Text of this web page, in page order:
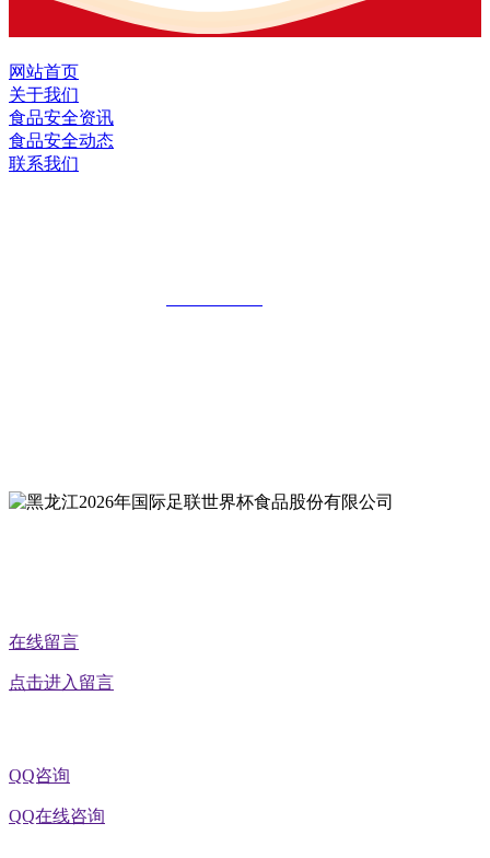
网站首页
关于我们
食品安全资讯
食品安全动态
联系我们
在线留言
点击进入留言
QQ咨询
QQ在线咨询